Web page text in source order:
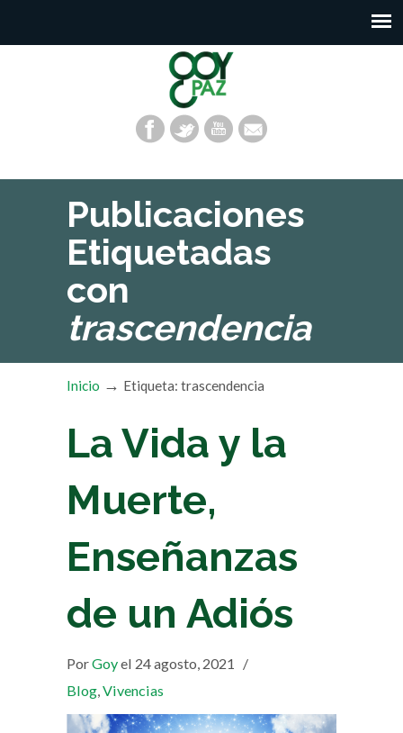
Publicaciones
Etiquetadas
con
trascendencia
Inicio → Etiqueta: trascendencia
La Vida y la
Muerte,
Enseñanzas
de un Adiós
PorGoyel 24 agosto, 2021
/
Blog,Vivencias